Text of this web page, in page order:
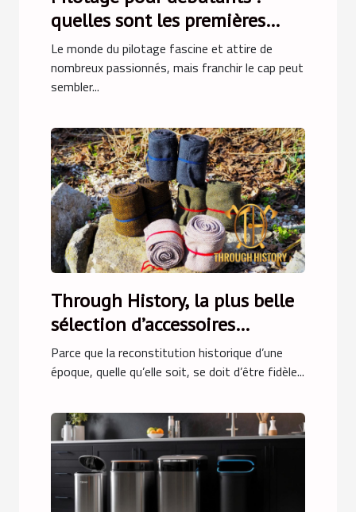
quelles sont les premières
étapes ?
Le monde du pilotage fascine et attire de
nombreux passionnés, mais franchir le cap peut
sembler...
Through History, la plus belle
sélection d’accessoires
médiévaux !
Parce que la reconstitution historique d’une
époque, quelle qu’elle soit, se doit d’être fidèle...